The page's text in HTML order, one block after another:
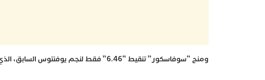
ومنح “سوفاسكور” تنقيط “6.46” فقط لنجم يوفنتوس السابق، الذي يواصل البحث عن فريق جديد، بعد مغادرته مانشستر يونايتد.